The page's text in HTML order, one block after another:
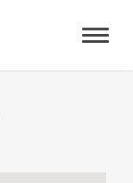
Toggle